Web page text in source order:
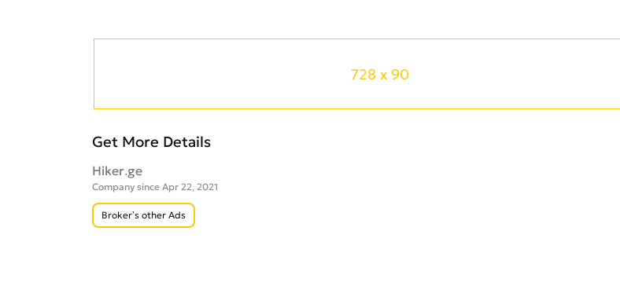
728 x 90
Get More Details
Hiker.ge
Company since Apr 22, 2021
Broker’s other Ads